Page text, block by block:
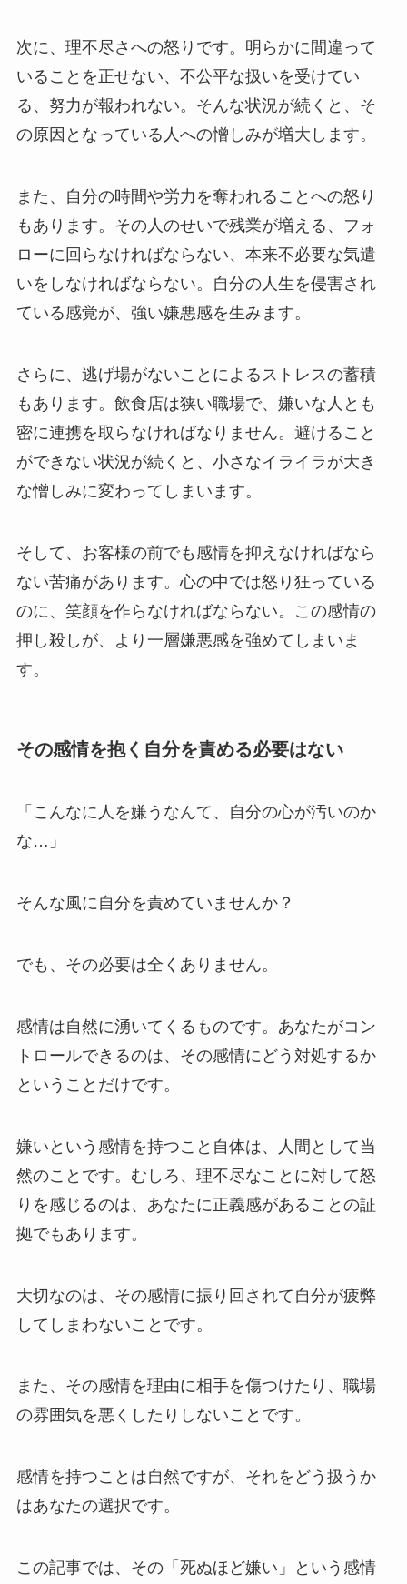
次に、理不尽さへの怒りです。明らかに間違って
いることを正せない、不公平な扱いを受けてい
る、努力が報われない。そんな状況が続くと、そ
の原因となっている人への憎しみが増大します。
また、自分の時間や労力を奪われることへの怒り
もあります。その人のせいで残業が増える、フォ
ローに回らなければならない、本来不必要な気遣
いをしなければならない。自分の人生を侵害され
ている感覚が、強い嫌悪感を生みます。
さらに、逃げ場がないことによるストレスの蓄積
もあります。飲食店は狭い職場で、嫌いな人とも
密に連携を取らなければなりません。避けること
ができない状況が続くと、小さなイライラが大き
な憎しみに変わってしまいます。
そして、お客様の前でも感情を抑えなければなら
ない苦痛があります。心の中では怒り狂っている
のに、笑顔を作らなければならない。この感情の
押し殺しが、より一層嫌悪感を強めてしまいま
す。
その感情を抱く自分を責める必要はない
「こんなに人を嫌うなんて、自分の心が汚いのか
な…」
そんな風に自分を責めていませんか？
でも、その必要は全くありません。
感情は自然に湧いてくるものです。あなたがコン
トロールできるのは、その感情にどう対処するか
ということだけです。
嫌いという感情を持つこと自体は、人間として当
然のことです。むしろ、理不尽なことに対して怒
りを感じるのは、あなたに正義感があることの証
拠でもあります。
大切なのは、その感情に振り回されて自分が疲弊
してしまわないことです。
また、その感情を理由に相手を傷つけたり、職場
の雰囲気を悪くしたりしないことです。
感情を持つことは自然ですが、それをどう扱うか
はあなたの選択です。
この記事では、その「死ぬほど嫌い」という感情